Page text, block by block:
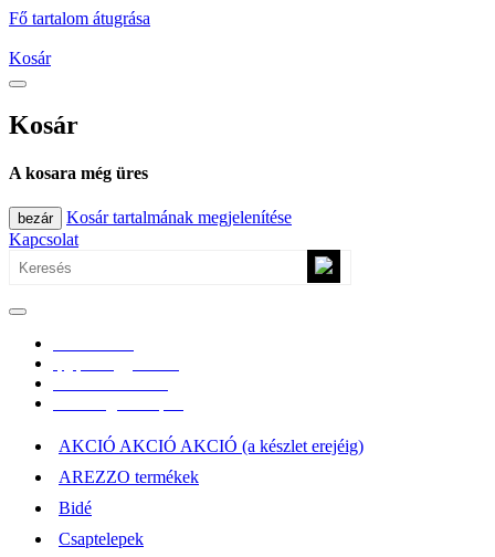
Fő tartalom átugrása
Kosár
Kosár
A kosara még üres
bezár
Kosár tartalmának megjelenítése
Kapcsolat
AKCIÓ AKCIÓ AKCIÓ (a készlet erejéig)
AREZZO termékek
Bidé
Csaptelepek